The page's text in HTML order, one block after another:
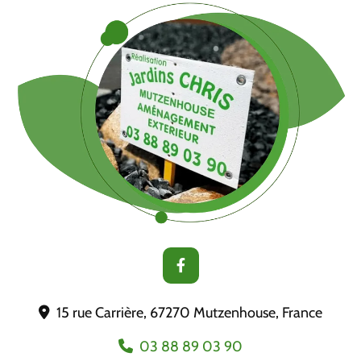
 15 rue Carrière, 67270 Mutzenhouse, France
 03 88 89 03 90